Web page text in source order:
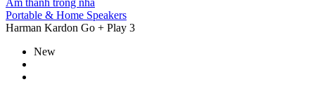
Âm thanh trong nhà
Portable & Home Speakers
Harman Kardon Go + Play 3
New